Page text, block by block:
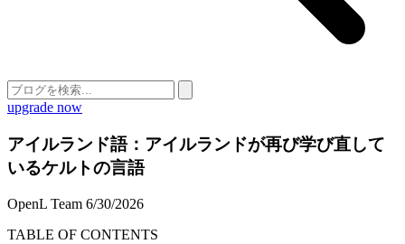
upgrade now
アイルランド語：アイルランドが再び学び直して
いるケルトの言語
OpenL Team 6/30/2026
TABLE OF CONTENTS